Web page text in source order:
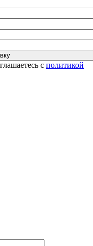
с политикой